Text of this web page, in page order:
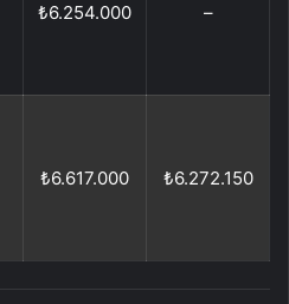
₺6.254.000 –
₺6.617.000 ₺6.272.150